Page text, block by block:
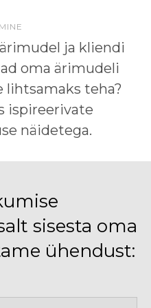
ja kliendi
oma ärimudeli
lihtsamaks teha?
ispireerivate
näidetega.
sisesta oma
ühendust: